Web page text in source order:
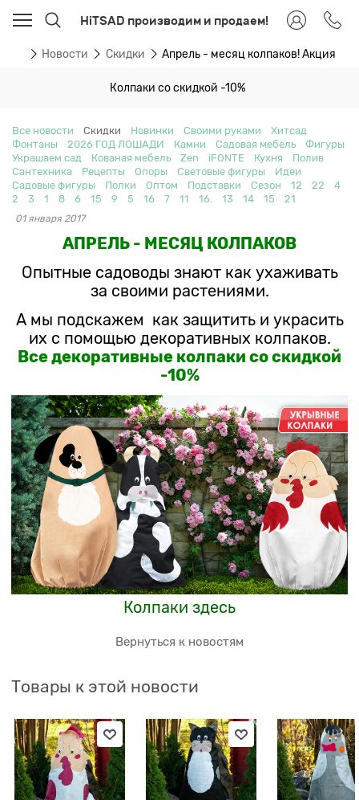
HiTSAD производим и продаем!
Новости Скидки Апрель - месяц колпаков! Акция
Колпаки со скидкой -10%
Все новости Скидки Новинки Своими руками
Хитсад
Фонтаны
2026 ГОД ЛОШАДИ Камни Садовая мебель
Фигуры
Украшаем сад
Кованая мебель Zen iFONTE Кухня
Полив
Сантехника
Рецепты Опоры Световые фигуры
Идеи
Садовые фигуры
Полки Оптом Подставки Сезон 12 22
4
2
3 1 8 6 15 9 5 16 7 11 16. 13 14 15 21
01 января 2017
АПРЕЛЬ - МЕСЯЦ КОЛПАКОВ
Опытные садоводы знают как ухаживать
за своими растениями.
А мы подскажем как защитить и украсить
их с помощью декоративных колпаков.
Все декоративные колпаки со скидкой
-10%
Колпаки здесь
Вернуться к новостям
Товары к этой новости